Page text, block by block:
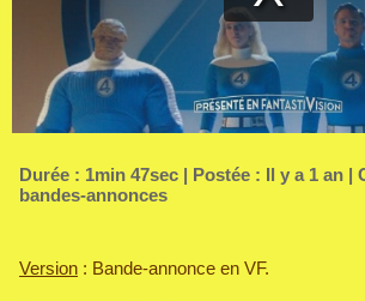
Durée : 1min 47sec | Postée : Il y a 1 an |
bandes-annonces
Version : Bande-annonce en VF.